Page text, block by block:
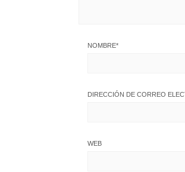
NOMBRE*
DIRECCIÓN DE CORREO
WEB